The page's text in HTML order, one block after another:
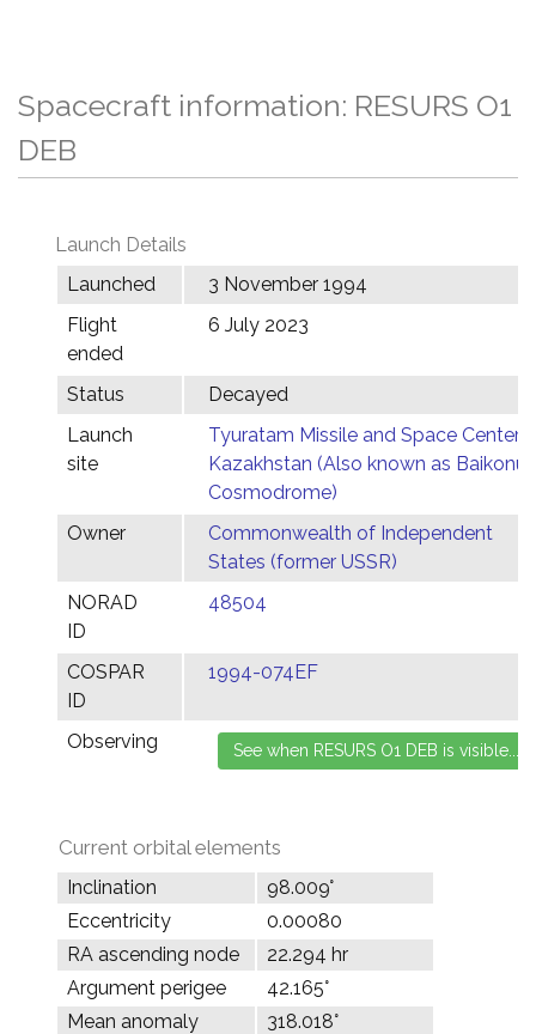
Spacecraft information: RESURS O1
DEB
Launch Details
Launched
3 November 1994
Flight
ended
6 July 2023
Status
Decayed
Launch
site
Tyuratam Missile and Space Center,
Kazakhstan (Also known as Baikonur
Cosmodrome)
Owner
Commonwealth of Independent
States (former USSR)
NORAD
ID
48504
COSPAR
ID
1994-074EF
Observing
Current orbital elements
Inclination
98.009°
Eccentricity
0.00080
RA ascending node
22.294 hr
Argument perigee
42.165°
Mean anomaly
318.018°